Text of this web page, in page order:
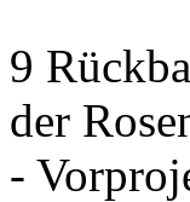
9
der
-